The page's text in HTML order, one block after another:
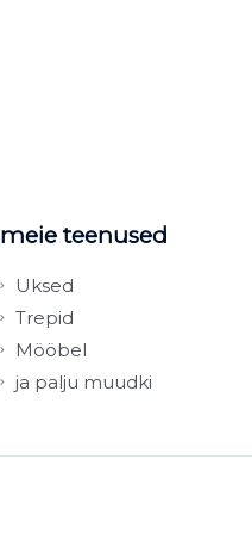
meie teenused
Uksed
Trepid
Mööbel
ja palju muudki